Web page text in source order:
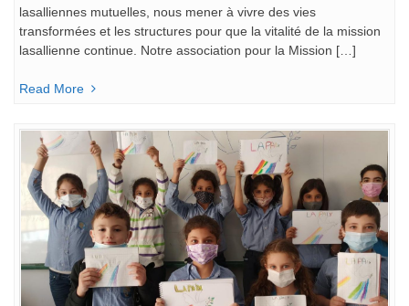
lasalliennes mutuelles, nous mener à vivre des vies
transformées et les structures pour que la vitalité de la mission
lasallienne continue. Notre association pour la Mission […]
Read More